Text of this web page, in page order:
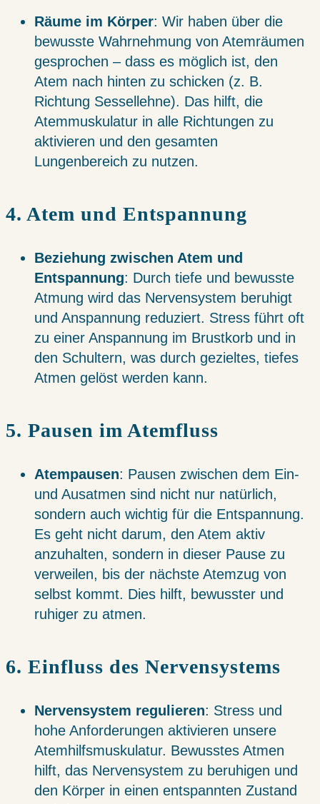
Räume im Körper: Wir haben über die
bewusste Wahrnehmung von Atemräumen
gesprochen – dass es möglich ist, den
Atem nach hinten zu schicken (z. B.
Richtung Sessellehne). Das hilft, die
Atemmuskulatur in alle Richtungen zu
aktivieren und den gesamten
Lungenbereich zu nutzen.
4. Atem und Entspannung
Beziehung zwischen Atem und
Entspannung: Durch tiefe und bewusste
Atmung wird das Nervensystem beruhigt
und Anspannung reduziert. Stress führt oft
zu einer Anspannung im Brustkorb und in
den Schultern, was durch gezieltes, tiefes
Atmen gelöst werden kann.
5. Pausen im Atemfluss
Atempausen: Pausen zwischen dem Ein-
und Ausatmen sind nicht nur natürlich,
sondern auch wichtig für die Entspannung.
Es geht nicht darum, den Atem aktiv
anzuhalten, sondern in dieser Pause zu
verweilen, bis der nächste Atemzug von
selbst kommt. Dies hilft, bewusster und
ruhiger zu atmen.
6. Einfluss des Nervensystems
Nervensystem regulieren: Stress und
hohe Anforderungen aktivieren unsere
Atemhilfsmuskulatur. Bewusstes Atmen
hilft, das Nervensystem zu beruhigen und
den Körper in einen entspannten Zustand